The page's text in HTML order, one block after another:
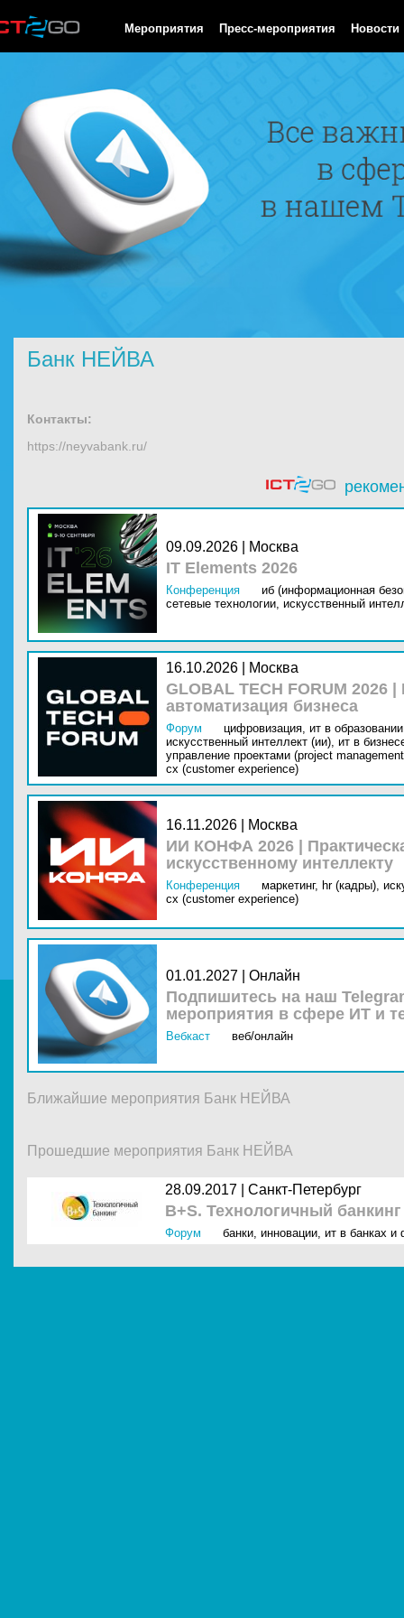
Мероприятия Пресс-мероприятия Новости
Банк НЕЙВА
Контакты:
https://neyvabank.ru/
09.09.2026 | Москва
IT Elements 2026
Конференция
иб (информационная
сетевые технологии, искусственный
16.10.2026 | Москва
GLOBAL TECH FORUM
автоматизация бизнеса
Форум цифровизация, ит в
искусственный интеллект (ии), ит в
управление проектами (project
cx (customer experience)
16.11.2026 | Москва
ИИ КОНФА 2026 |
искусственному интеллекту
Конференция маркетинг, hr (кадры),
cx (customer experience)
01.01.2027 | Онлайн
Подпишитесь на наш
мероприятия в сфере ИТ и
Вебкаст веб/онлайн
Ближайшие мероприятия Банк НЕЙВА
Прошедшие мероприятия Банк НЕЙВА
28.09.2017 | Санкт-Петербург
B+S. Технологичный банкинг
Форум банки, инновации, ит в банках и